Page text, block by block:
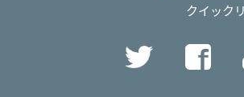
クイック
Twitter